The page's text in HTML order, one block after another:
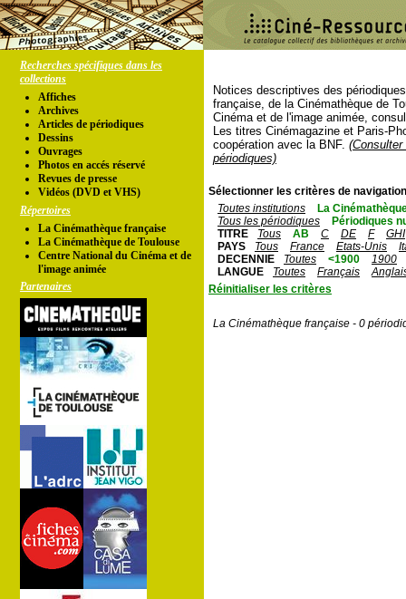
Recherches spécifiques dans les
collections
Affiches
Archives
Articles de périodiques
Dessins
Ouvrages
Photos en accés réservé
Revues de presse
Vidéos (DVD et VHS)
Répertoires
La Cinémathèque française
La Cinémathèque de Toulouse
Centre National du Cinéma et de
l'image animée
Partenaires
Notices descriptives des
française, de la Cinémathèque de
Cinéma et de l'image animée,
Les titres Cinémagazine et Paris-
coopération avec la BNF.
périodiques)
Sélectionner les critères de
Toutes institutions
La
Tous les périodiques
Périodiques
TITRE
Tous AB C DE F
GHI
PAYS
Tous France Etats-Unis
DECENNIE
Toutes <1900
1900
LANGUE
Toutes Français
Réinitialiser les critères
La Cinémathèque française - 0